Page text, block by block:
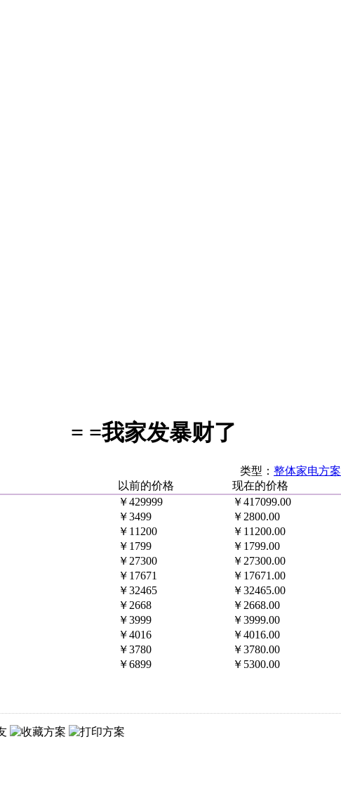
= =我家发暴财了
类型： 整体家电方案
以前的价格 现在的价格
￥429999 ￥417099.00
￥3499 ￥2800.00
￥11200 ￥11200.00
￥1799 ￥1799.00
￥27300 ￥27300.00
￥17671 ￥17671.00
￥32465 ￥32465.00
￥2668 ￥2668.00
￥3999 ￥3999.00
￥4016 ￥4016.00
￥3780 ￥3780.00
￥6899 ￥5300.00